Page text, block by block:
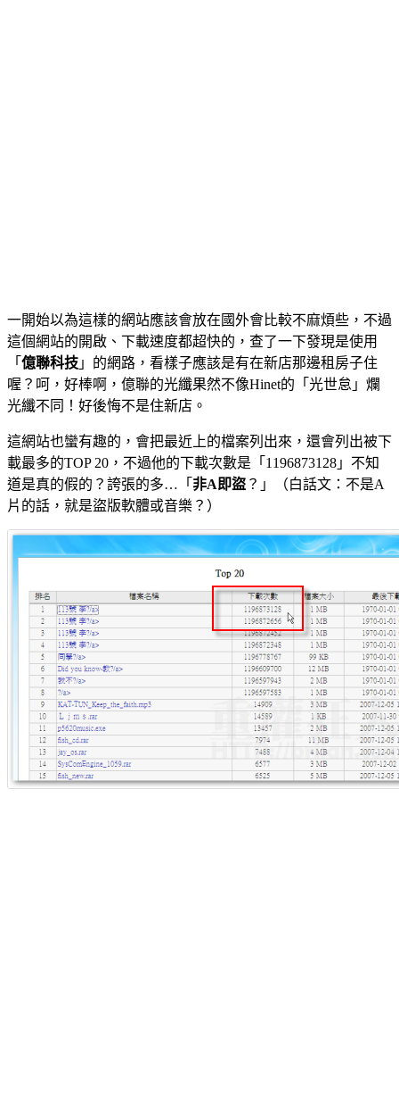
一開始以為這樣的網站應該會放在國外會比較不麻煩些，不過
這個網站的開啟、下載速度都超快的，查了一下發現是使用
「 億聯科技 」的網路，看樣子應該是有在新店那邊租房子住
喔？呵，好棒啊，億聯的光纖果然不像Hinet的「光世怠」爛
光纖不同！好後悔不是住新店。
這網站也蠻有趣的，會把最近上的檔案列出來，還會列出被下
載最多的TOP 20，不過他的下載次數是「1196873128」不知
道是真的假的？誇張的多…「 非A即盜 ？」（白話文：不是A
片的話，就是盜版軟體或音樂？）